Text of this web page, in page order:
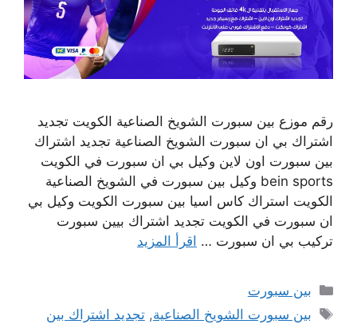
رقم موزع بين سبورت الشويخ الصناعية الكويت تجديد
اشتراك بي ان سبورت الشويخ الصناعية تجديد اشتراك
بين سبورت اون لاين وكيل بي ان سبورت في الكويت
bein sports وكيل بين سبورت في الشويخ الصناعية
الكويت استراك كاس اسيا بين سبورت الكويت وكيل بي
ان سبورت في الكويت تجديد اشتراك بيين سبورت
تركيب بي ان سبورت … اقرأ المزيد
التصنيفات
بين سبورت
الوسوم
بين سبورت الشويخ الصناعية,تجديد اشتراك بين